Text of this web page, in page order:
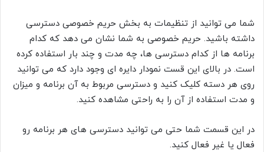
شما می توانید از تنظیمات به بخش حریم خصوصی دسترسی
داشته باشید. حریم خصوصی به شما نشان می دهد که کدام
برنامه ها از کدام دسترسی ها، چه مدت و چند بار استفاده کرده
است. در بالای این قست نمودار دایره ای وجود دارد که می توانید
روی هر دسته کلیک کنید و دسترسی مربوط به آن برنامه و میزان
و مدت استفاده از آن را به راحتی مشاهده کنید.
در این قسمت شما حتی می توانید دسترسی های هر برنامه رو
فعال یا غیر فعال کنید.